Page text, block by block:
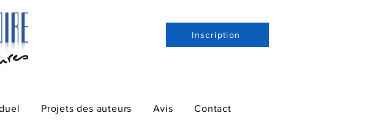
Inscription
Projets des auteurs Avis Contact